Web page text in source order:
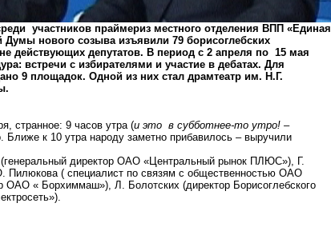
участников праймериз местного отделения ВПП «Единая
Думы нового созыва изъявили 79 борисоглебских
действующих депутатов. В период с 2 апреля по 15 мая
встречи с избирателями и участие в дебатах. Для
9 площадок. Одной из них стал драмтеатр им. Н.Г.
странное: 9 часов утра (и это в субботнее-то утро! –
к 10 утра народу заметно прибавилось – выручили
директор ОАО «Центральный рынок ПЛЮС»), Г.
( специалист по связям с общественностью ОАО
« Борхиммаш»), Л. Болотских (директор Борисоглебского